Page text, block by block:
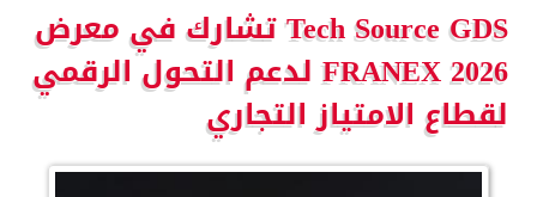
Tech Source GDS تشارك في معرض
FRANEX 2026 لدعم التحول الرقمي
لقطاع الامتياز التجاري